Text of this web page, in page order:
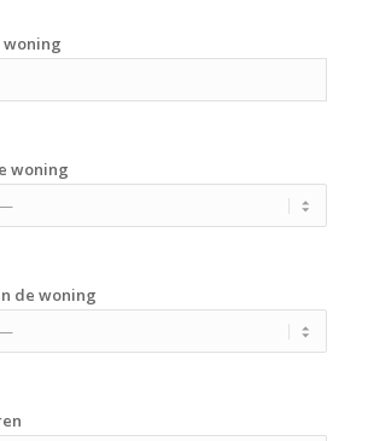
woning
de woning